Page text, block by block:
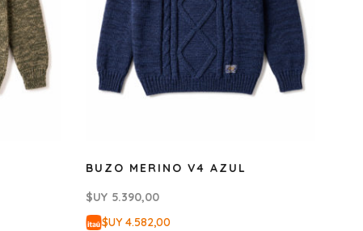
BUZO MERINO V4 AZUL
$UY 5.390,00
$UY 4.582,00